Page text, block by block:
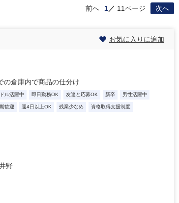
前へ 1 11ページ 次へ
お気に入りに追加
の倉庫内で商品の仕分け
ル活躍中 即日勤務OK 友達と応募OK 新卒 男性活躍中
歓迎 週4日以上OK 残業少なめ 資格取得支援制度
野